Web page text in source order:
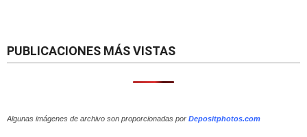
PUBLICACIONES MÁS VISTAS
Algunas imágenes de archivo son proporcionadas por Depositphotos.com